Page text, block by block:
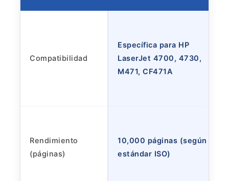
Compatibilidad
Específica para HP
LaserJet 4700, 4730,
M471, CF471A
Rendimiento
(páginas)
10,000 páginas (según
estándar ISO)